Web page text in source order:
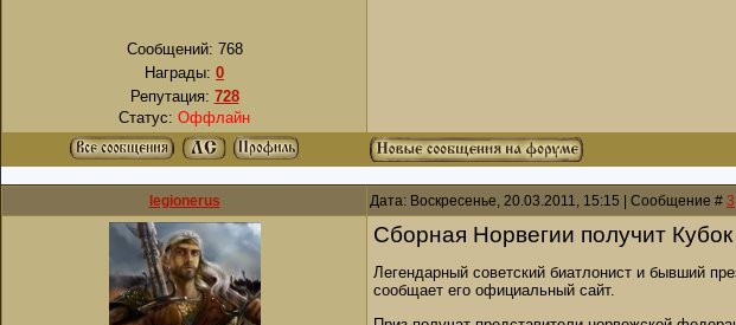
Сообщений: 768
Награды: 0
Репутация: 728
Статус: Оффлайн
legionerus Дата: Воскресенье, 20.03.2011, 15:15 | Сообщение # 3
Сборная Норвегии получит
Легендарный советский биатлонист и бывший
сообщает его официальный сайт.